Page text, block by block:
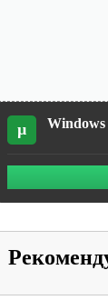
µ Windows